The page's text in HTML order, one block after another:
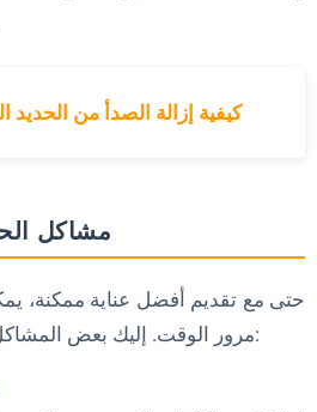
كيفية إزالة الصدأ من
مشاكل
حتى مع تقديم أفضل عناية ممكنة،
مرور الوقت. إليك بعض المشاكل الشائعة وكيفية معالجتها: